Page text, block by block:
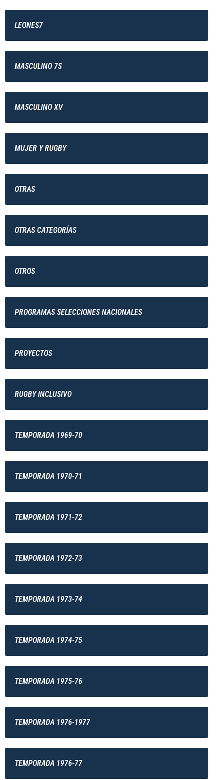
LEONES7
MASCULINO 7S
MASCULINO XV
MUJER Y RUGBY
OTRAS
OTRAS CATEGORÍAS
OTROS
PROGRAMAS SELECCIONES NACIONALES
PROYECTOS
RUGBY INCLUSIVO
TEMPORADA 1969-70
TEMPORADA 1970-71
TEMPORADA 1971-72
TEMPORADA 1972-73
TEMPORADA 1973-74
TEMPORADA 1974-75
TEMPORADA 1975-76
TEMPORADA 1976-1977
TEMPORADA 1976-77